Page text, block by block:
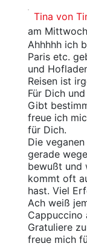
Tina von
am
Ahhhhh ich
Paris etc.
und
Reisen ist
Für Dich
Gibt
freue ich
für Dich.
Die
gerade
bewußt und
kommt oft
hast. Viel
Ach weiß
Cappuccino
Gratuliere
freue mich